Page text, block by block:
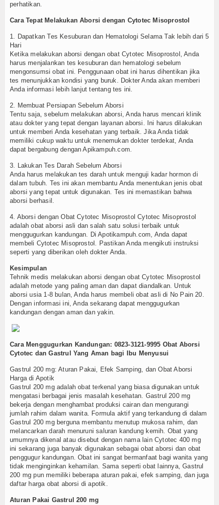
perhatikan.
Cara Tepat Melakukan Aborsi dengan Cytotec Misoprostol
1. Dapatkan Tes Kesuburan dan Hematologi Selama Tak lebih dari 5
Hari
Ketika melakukan aborsi dengan obat Cytotec Misoprostol, Anda
harus menjalankan tes kesuburan dan hematologi sebelum
mengonsumsi obat ini. Penggunaan obat ini harus dihentikan jika
tes menunjukkan kondisi yang buruk. Dokter Anda akan memberi
Anda informasi lebih lanjut tentang tes ini.
2. Membuat Persiapan Sebelum Aborsi
Tentu saja, sebelum melakukan aborsi, Anda harus mencari klinik
atau dokter yang tepat dengan layanan aborsi. Ini harus dilakukan
untuk memberi Anda kesehatan yang terbaik. Jika Anda tidak
memiliki cukup waktu untuk menemukan dokter terdekat, Anda
dapat bergabung dengan Apikampuh.com.
3. Lakukan Tes Darah Sebelum Aborsi
Anda harus melakukan tes darah untuk menguji kadar hormon di
dalam tubuh. Tes ini akan membantu Anda menentukan jenis obat
aborsi yang tepat untuk digunakan. Tes ini memastikan bahwa
aborsi berhasil.
4. Aborsi dengan Obat Cytotec Misoprostol Cytotec Misoprostol
adalah obat aborsi asli dan salah satu solusi terbaik untuk
menggugurkan kandungan. Di Apotikampuh.com, Anda dapat
membeli Cytotec Misoprostol. Pastikan Anda mengikuti instruksi
seperti yang diberikan oleh dokter Anda.
Kesimpulan
Tehnik medis melakukan aborsi dengan obat Cytotec Misoprostol
adalah metode yang paling aman dan dapat diandalkan. Untuk
aborsi usia 1-8 bulan, Anda harus membeli obat asli di No Pain 20.
Dengan informasi ini, Anda sekarang dapat menggugurkan
kandungan dengan aman dan yakin.
Cara Menggugurkan Kandungan: 0823-3121-9995 Obat Aborsi
Cytotec dan Gastrul Yang Aman bagi Ibu Menyusui
Gastrul 200 mg: Aturan Pakai, Efek Samping, dan Obat Aborsi
Harga di Apotik
Gastrul 200 mg adalah obat terkenal yang biasa digunakan untuk
mengatasi berbagai jenis masalah kesehatan. Gastrul 200 mg
bekerja dengan menghambat produksi cairan dan mengurangi
jumlah rahim dalam wanita. Formula aktif yang terkandung di dalam
Gastrul 200 mg berguna membantu menutup mukosa rahim, dan
melancarkan darah menuruni saluran kandung kemih. Obat yang
umumnya dikenal atau disebut dengan nama lain Cytotec 400 mg
ini sekarang juga banyak digunakan sebagai obat aborsi dan obat
penggugur kandungan. Obat ini sangat bermanfaat bagi wanita yang
tidak menginginkan kehamilan. Sama seperti obat lainnya, Gastrul
200 mg pun memiliki beberapa aturan pakai, efek samping, dan juga
daftar harga obat aborsi di apotik.
Aturan Pakai Gastrul 200 mg